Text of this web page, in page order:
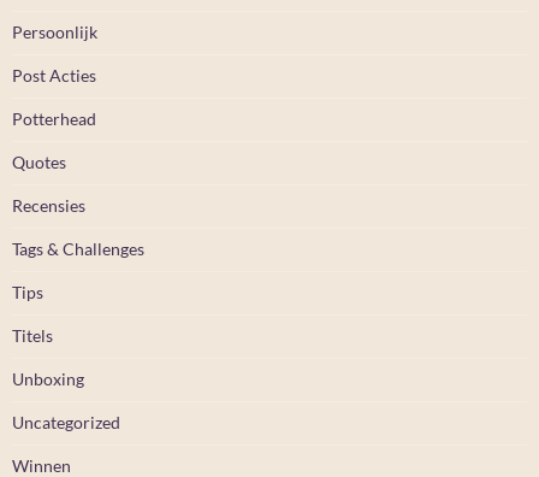
Persoonlijk
Post Acties
Potterhead
Quotes
Recensies
Tags & Challenges
Tips
Titels
Unboxing
Uncategorized
Winnen